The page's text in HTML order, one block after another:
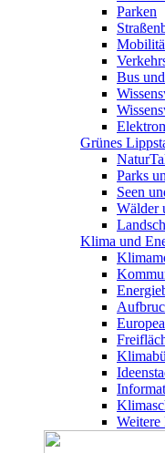
Parken
Bus
Grünes
Parks
Seen
Wälder
Klima und
Weitere